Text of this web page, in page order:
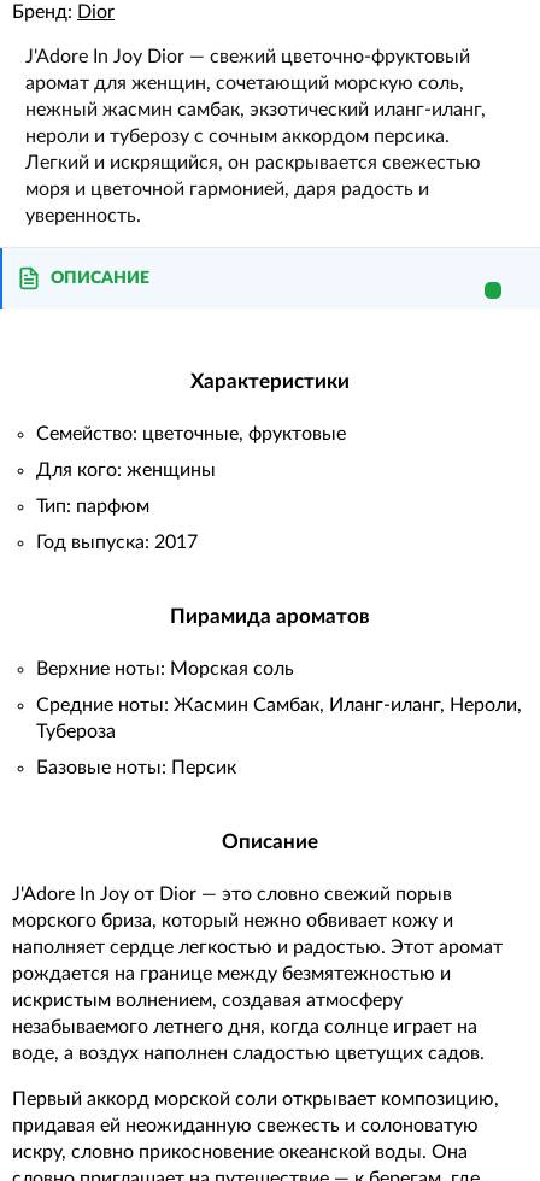
Бренд: Dior
J'Adore In Joy Dior — свежий цветочно-фруктовый
аромат для женщин, сочетающий морскую соль,
нежный жасмин самбак, экзотический иланг-иланг,
нероли и туберозу с сочным аккордом персика.
Легкий и искрящийся, он раскрывается свежестью
моря и цветочной гармонией, даря радость и
уверенность.
ОПИСАНИЕ
Характеристики
Семейство: цветочные, фруктовые
Для кого: женщины
Тип: парфюм
Год выпуска: 2017
Пирамида ароматов
Верхние ноты: Морская соль
Средние ноты: Жасмин Самбак, Иланг-иланг, Нероли,
Тубероза
Базовые ноты: Персик
Описание
J'Adore In Joy от Dior — это словно свежий порыв
морского бриза, который нежно обвивает кожу и
наполняет сердце легкостью и радостью. Этот аромат
рождается на границе между безмятежностью и
искристым волнением, создавая атмосферу
незабываемого летнего дня, когда солнце играет на
воде, а воздух наполнен сладостью цветущих садов.
Первый аккорд морской соли открывает композицию,
придавая ей неожиданную свежесть и солоноватую
искру, словно прикосновение океанской воды. Она